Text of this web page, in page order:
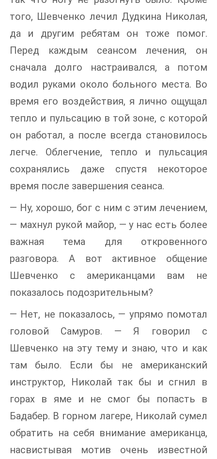
того, Шевченко лечил Дудкина Николая,
да и другим ребятам он тоже помог.
Перед каждым сеансом лечения, он
сначала долго настраивался, а потом
водил руками около больного места. Во
время его воздействия, я лично ощущал
тепло и пульсацию в той зоне, с которой
он работал, а после всегда становилось
легче. Облегчение, тепло и пульсация
сохранялись даже спустя некоторое
время после завершения сеанса.
— Ну, хорошо, бог с ним с этим лечением,
— махнул рукой майор, — у нас есть более
важная тема для откровенного
разговора. А вот активное общение
Шевченко с американцами вам не
показалось подозрительным?
— Нет, не показалось, — упрямо помотал
головой Самуров. — Я говорил с
Шевченко на эту тему и знаю, что и как
там было. Если бы не американский
инструктор, Николай так бы и сгнил в
горах в яме и не смог бы попасть в
Бадабер. В горном лагере, Николай сумел
обратить на себя внимание американца,
насвистывая мотив очень известной